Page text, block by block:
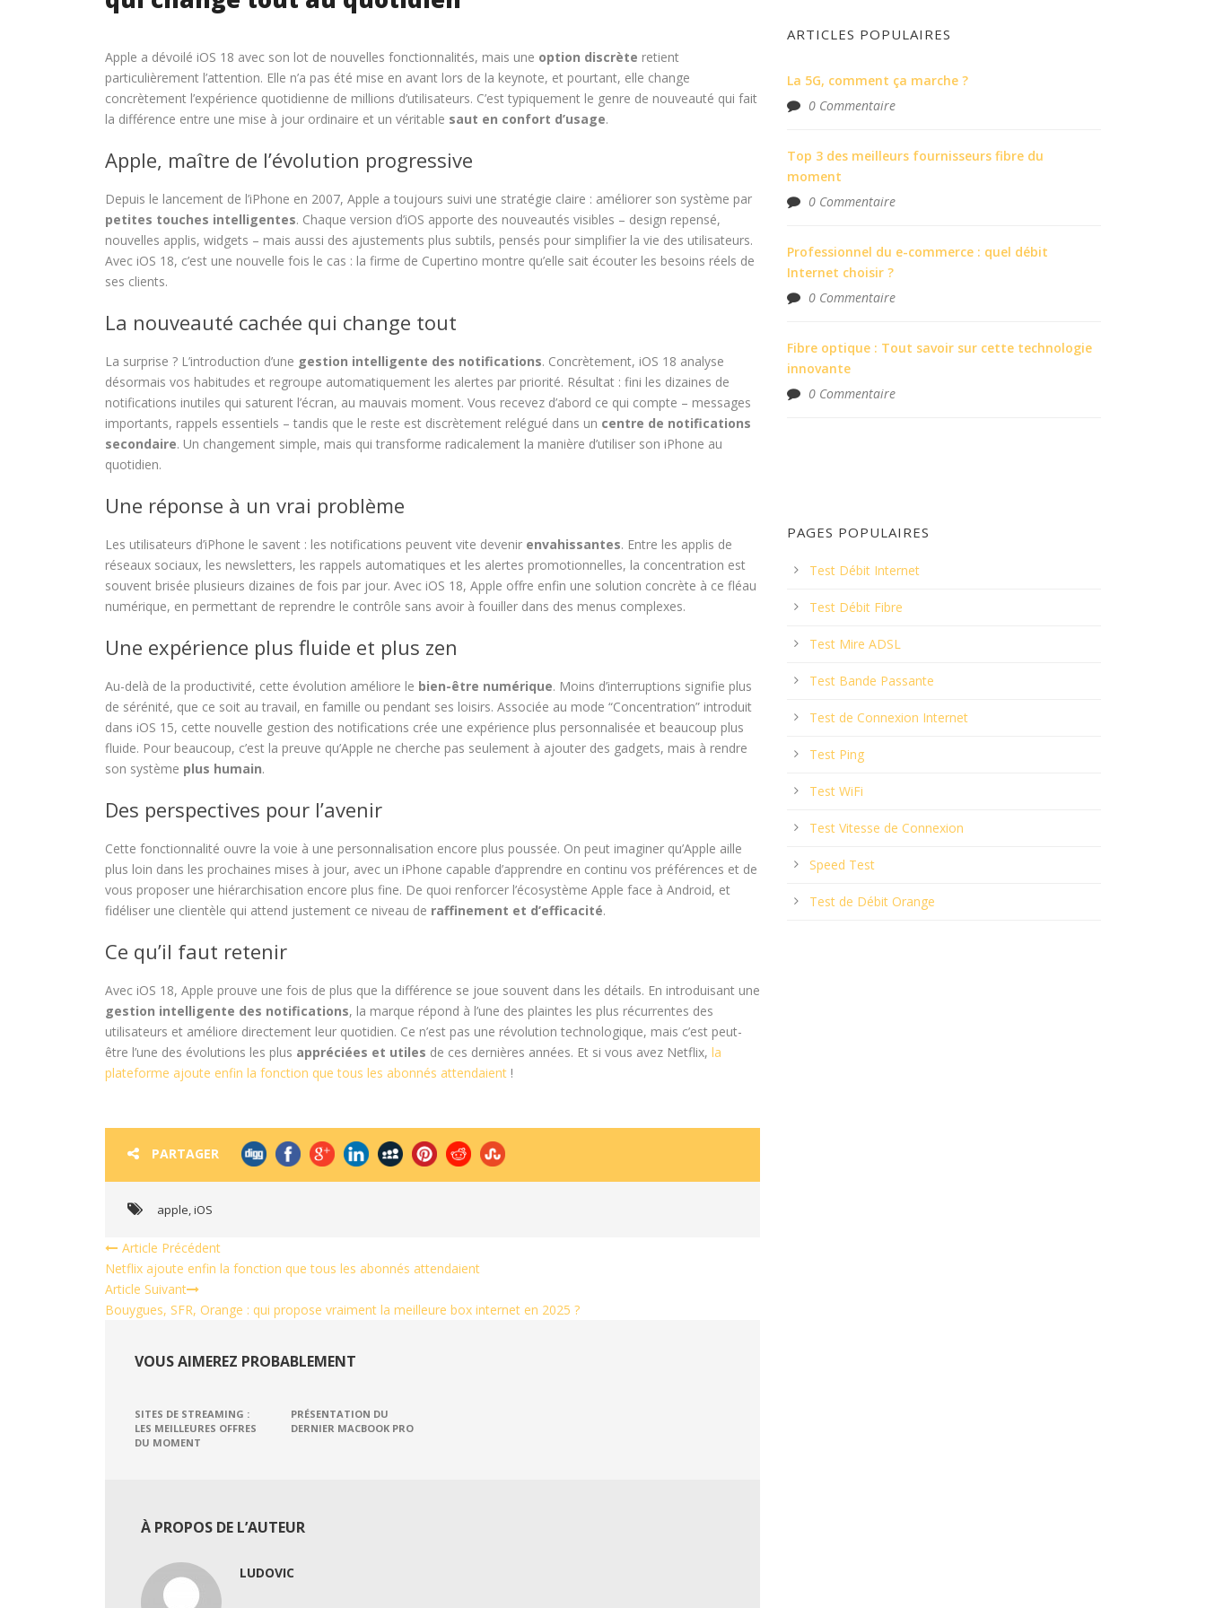
Apple a dévoilé iOS 18 avec son lot de nouvelles fonctionnalités, mais une option discrète retient
particulièrement l’attention. Elle n’a pas été mise en avant lors de la keynote, et pourtant, elle change
concrètement l’expérience quotidienne de millions d’utilisateurs. C’est typiquement le genre de nouveauté qui fait
la différence entre une mise à jour ordinaire et un véritable saut en confort d’usage.
Apple, maître de l’évolution progressive
Depuis le lancement de l’iPhone en 2007, Apple a toujours suivi une stratégie claire : améliorer son système par
petites touches intelligentes. Chaque version d’iOS apporte des nouveautés visibles – design repensé,
nouvelles applis, widgets – mais aussi des ajustements plus subtils, pensés pour simplifier la vie des utilisateurs.
Avec iOS 18, c’est une nouvelle fois le cas : la firme de Cupertino montre qu’elle sait écouter les besoins réels de
ses clients.
La nouveauté cachée qui change tout
La surprise ? L’introduction d’une gestion intelligente des notifications. Concrètement, iOS 18 analyse
désormais vos habitudes et regroupe automatiquement les alertes par priorité. Résultat : fini les dizaines de
notifications inutiles qui saturent l’écran, au mauvais moment. Vous recevez d’abord ce qui compte – messages
importants, rappels essentiels – tandis que le reste est discrètement relégué dans un centre de notifications
secondaire. Un changement simple, mais qui transforme radicalement la manière d’utiliser son iPhone au
quotidien.
Une réponse à un vrai problème
Les utilisateurs d’iPhone le savent : les notifications peuvent vite devenir envahissantes. Entre les applis de
réseaux sociaux, les newsletters, les rappels automatiques et les alertes promotionnelles, la concentration est
souvent brisée plusieurs dizaines de fois par jour. Avec iOS 18, Apple offre enfin une solution concrète à ce fléau
numérique, en permettant de reprendre le contrôle sans avoir à fouiller dans des menus complexes.
Une expérience plus fluide et plus zen
Au-delà de la productivité, cette évolution améliore le bien-être numérique. Moins d’interruptions signifie plus
de sérénité, que ce soit au travail, en famille ou pendant ses loisirs. Associée au mode “Concentration” introduit
dans iOS 15, cette nouvelle gestion des notifications crée une expérience plus personnalisée et beaucoup plus
fluide. Pour beaucoup, c’est la preuve qu’Apple ne cherche pas seulement à ajouter des gadgets, mais à rendre
son système plus humain.
Des perspectives pour l’avenir
Cette fonctionnalité ouvre la voie à une personnalisation encore plus poussée. On peut imaginer qu’Apple aille
plus loin dans les prochaines mises à jour, avec un iPhone capable d’apprendre en continu vos préférences et de
vous proposer une hiérarchisation encore plus fine. De quoi renforcer l’écosystème Apple face à Android, et
fidéliser une clientèle qui attend justement ce niveau de raffinement et d’efficacité.
Ce qu’il faut retenir
Avec iOS 18, Apple prouve une fois de plus que la différence se joue souvent dans les détails. En introduisant une
gestion intelligente des notifications, la marque répond à l’une des plaintes les plus récurrentes des
utilisateurs et améliore directement leur quotidien. Ce n’est pas une révolution technologique, mais c’est peut-
être l’une des évolutions les plus appréciées et utiles de ces dernières années. Et si vous avez Netflix, la
plateforme ajoute enfin la fonction que tous les abonnés attendaient !
PARTAGER
apple,iOS
Article Précédent
Netflix ajoute enfin la fonction que tous les abonnés attendaient
Article Suivant
Bouygues, SFR, Orange : qui propose vraiment la meilleure box internet en 2025 ?
VOUS AIMEREZ PROBABLEMENT
SITES DE STREAMING :
LES MEILLEURES OFFRES
DU MOMENT
PRÉSENTATION DU
DERNIER MACBOOK PRO
À PROPOS DE L’AUTEUR
LUDOVIC
ARTICLES POPULAIRES
La 5G, comment ça marche ?
0 Commentaire
Top 3 des meilleurs fournisseurs fibre du
moment
0 Commentaire
Professionnel du e-commerce : quel débit
Internet choisir ?
0 Commentaire
Fibre optique : Tout savoir sur cette technologie
innovante
0 Commentaire
PAGES POPULAIRES
Test Débit Internet
Test Débit Fibre
Test Mire ADSL
Test Bande Passante
Test de Connexion Internet
Test Ping
Test WiFi
Test Vitesse de Connexion
Speed Test
Test de Débit Orange